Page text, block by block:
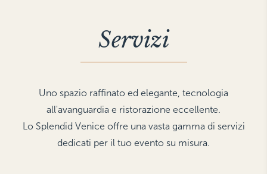
Servizi
Uno spazio raffinato ed elegante, tecnologia
all'avanguardia e ristorazione eccellente.
Lo Splendid Venice offre una vasta gamma di servizi
dedicati per il tuo evento su misura.